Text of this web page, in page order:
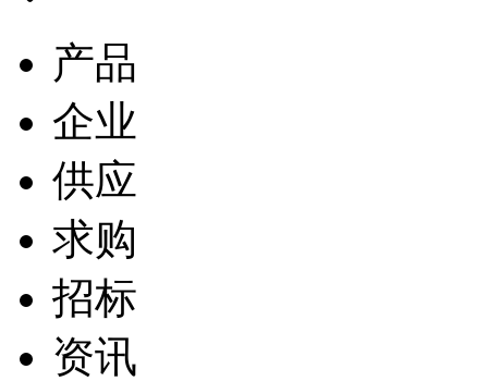
产品
企业
供应
求购
招标
资讯